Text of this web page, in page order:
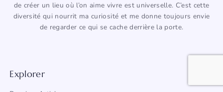
de créer un lieu où l’on aime vivre est universelle. C’est cette
diversité qui nourrit ma curiosité et me donne toujours envie
de regarder ce qui se cache derrière la porte.
Explorer